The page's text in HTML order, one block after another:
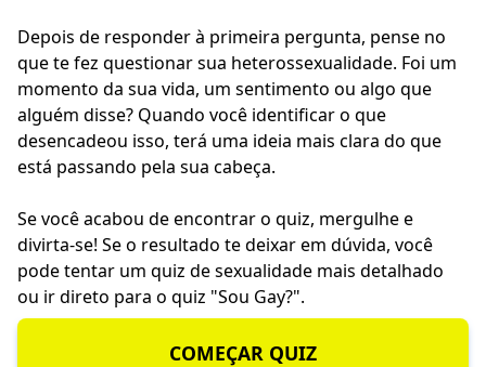
Depois de responder à primeira pergunta, pense no
que te fez questionar sua heterossexualidade. Foi um
momento da sua vida, um sentimento ou algo que
alguém disse? Quando você identificar o que
desencadeou isso, terá uma ideia mais clara do que
está passando pela sua cabeça.
Se você acabou de encontrar o quiz, mergulhe e
divirta-se! Se o resultado te deixar em dúvida, você
pode tentar um quiz de sexualidade mais detalhado
ou ir direto para o quiz "Sou Gay?".
COMEÇAR QUIZ